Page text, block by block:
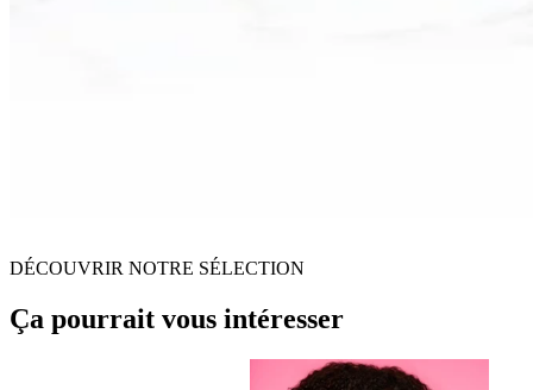
DÉCOUVRIR NOTRE SÉLECTION
Ça pourrait vous intéresser